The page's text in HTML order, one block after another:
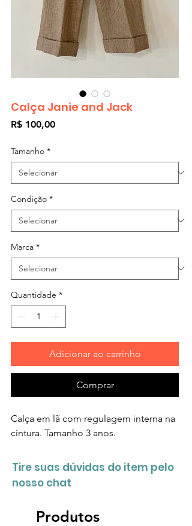
Calça Janie and Jack
R$ 100,00Preço
Tamanho *
Condição *
Marca *
Quantidade *
Adicionar ao carrinho
Comprar
Calça em lã com regulagem interna na
cintura. Tamanho 3 anos.
Tire suas dúvidas do item pelo
nosso chat
Produtos